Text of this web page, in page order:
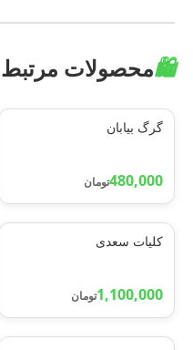
🛍️محصولات مرتبط
گرگ بیابان
480,000تومان
کلیات سعدی
1,100,000تومان